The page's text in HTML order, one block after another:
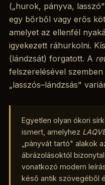
(„hurok, pányva,
egy bőrből vagy erős
amelyet az ellenfél
igyekezett ráhurkolni.
(lándzsát) forgatott. A
felszerelésével
„lasszós–lándzsás"
Egyetlen olyan ókori
ismert, amelyhez
„pányvát tartó" alakok
ábrázolásoktól
vonatkozó modern
késő antik szövegéből